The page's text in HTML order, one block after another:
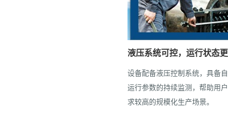
液压系统可控，运行状态
设备配备液压控制系统，具备
运行参数的持续监测，帮助用
求较高的规模化生产场景。